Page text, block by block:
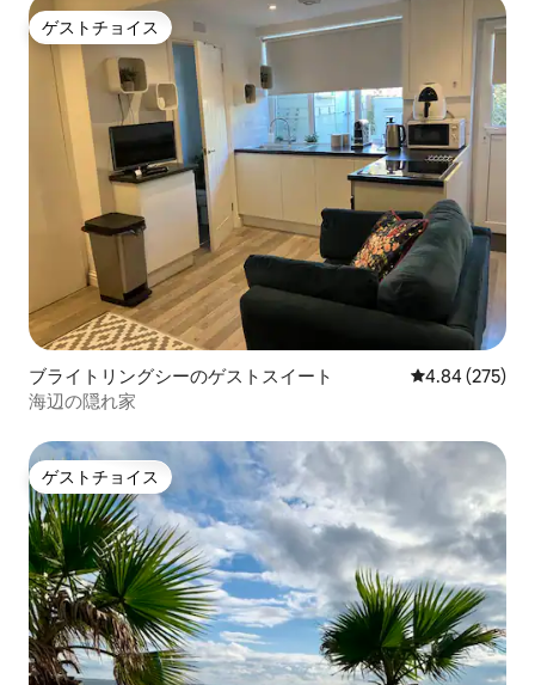
ゲストチョイス
ゲストチョイス
ブライトリングシーのゲストスイート レビュー275
4.84 (275)
海辺の隠れ家
ゲストチョイス
ゲストチョイス